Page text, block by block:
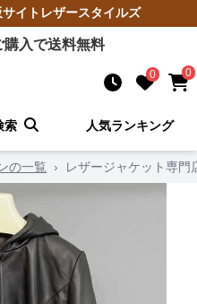
イト レザースタイルズ
購入で送料無料
0 0
索 人気ランキング
の一覧 › レザージャケット専門